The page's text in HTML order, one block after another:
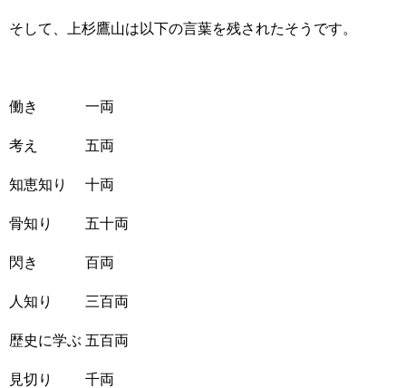
そして、上杉鷹山は以下の言葉を残されたそうです。
働き 一両
考え 五両
知恵知り 十両
骨知り 五十両
閃き 百両
人知り 三百両
歴史に学ぶ 五百両
見切り 千両